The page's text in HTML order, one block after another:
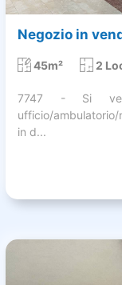
Negozio in
45m² 2
7747 - Si
ufficio/
in d...